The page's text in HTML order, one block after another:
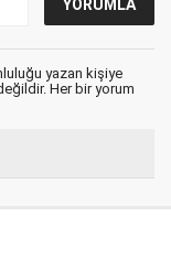
yazan kişiye
Her bir yorum